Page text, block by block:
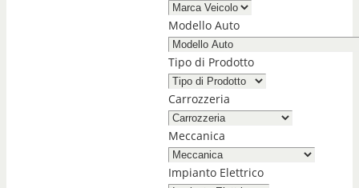
Modello Auto
Tipo di Prodotto
Carrozzeria
Meccanica
Impianto Elettrico